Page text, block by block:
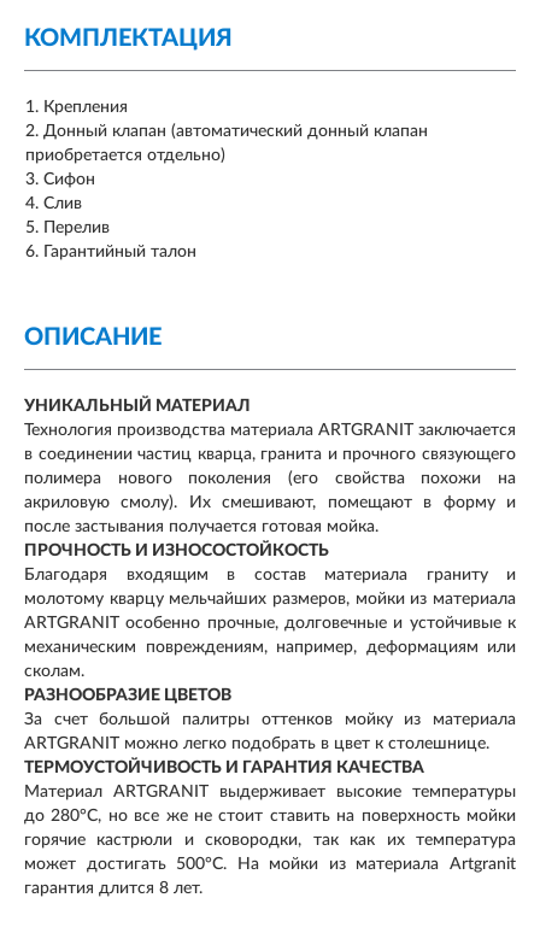
КОМПЛЕКТАЦИЯ
Крепления
Донный клапан (автоматический донный клапан
приобретается отдельно)
Сифон
Слив
Перелив
Гарантийный талон
ОПИСАНИЕ
УНИКАЛЬНЫЙ МАТЕРИАЛ
Технология производства материала ARTGRANIT заключается
в соединении частиц кварца, гранита и прочного связующего
полимера нового поколения (его свойства похожи на
акриловую смолу). Их смешивают, помещают в форму и
после застывания получается готовая мойка.
ПРОЧНОСТЬ И ИЗНОСОСТОЙКОСТЬ
Благодаря входящим в состав материала граниту и
молотому кварцу мельчайших размеров, мойки из материала
ARTGRANIT особенно прочные, долговечные и устойчивые к
механическим повреждениям, например, деформациям или
сколам.
РАЗНООБРАЗИЕ ЦВЕТОВ
За счет большой палитры оттенков мойку из материала
ARTGRANIT можно легко подобрать в цвет к столешнице.
ТЕРМОУСТОЙЧИВОСТЬ И ГАРАНТИЯ КАЧЕСТВА
Материал ARTGRANIT выдерживает высокие температуры
до 280°С, но все же не стоит ставить на поверхность мойки
горячие кастрюли и сковородки, так как их температура
может достигать 500°С. На мойки из материала Artgranit
гарантия длится 8 лет.